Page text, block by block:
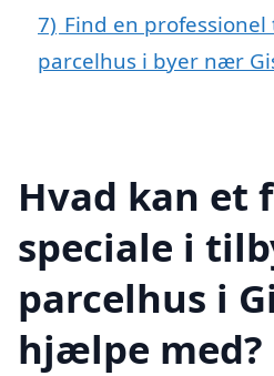
7) Find en
parcelhus i byer nær
Hvad kan et
speciale i
parcelhus i
hjælpe med?